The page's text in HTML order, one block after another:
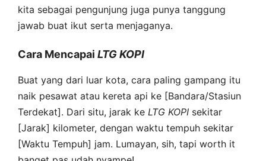
kita sebagai pengunjung juga punya tanggung
jawab buat ikut serta menjaganya.
Cara Mencapai LTGKOPI
Buat yang dari luar kota, cara paling gampang itu
naik pesawat atau kereta api ke [Bandara/Stasiun
Terdekat]. Dari situ, jarak ke LTG KOPI sekitar
[Jarak] kilometer, dengan waktu tempuh sekitar
[Waktu Tempuh] jam. Lumayan, sih, tapi worth it